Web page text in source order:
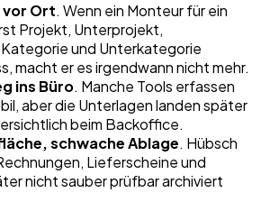
vor Ort. Wenn ein Monteur für ein
Projekt, Unterprojekt,
und Unterkategorie
macht er es irgendwann nicht mehr.
ins Büro. Manche Tools erfassen
aber die Unterlagen landen später
beim Backoffice.
schwache Ablage. Hübsch
Lieferscheine und
nicht sauber prüfbar archiviert